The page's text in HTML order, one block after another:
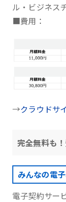
ル・ビジネス
■費用：
→クラウドサ
完全無料も
みんなの電
電子契約サー